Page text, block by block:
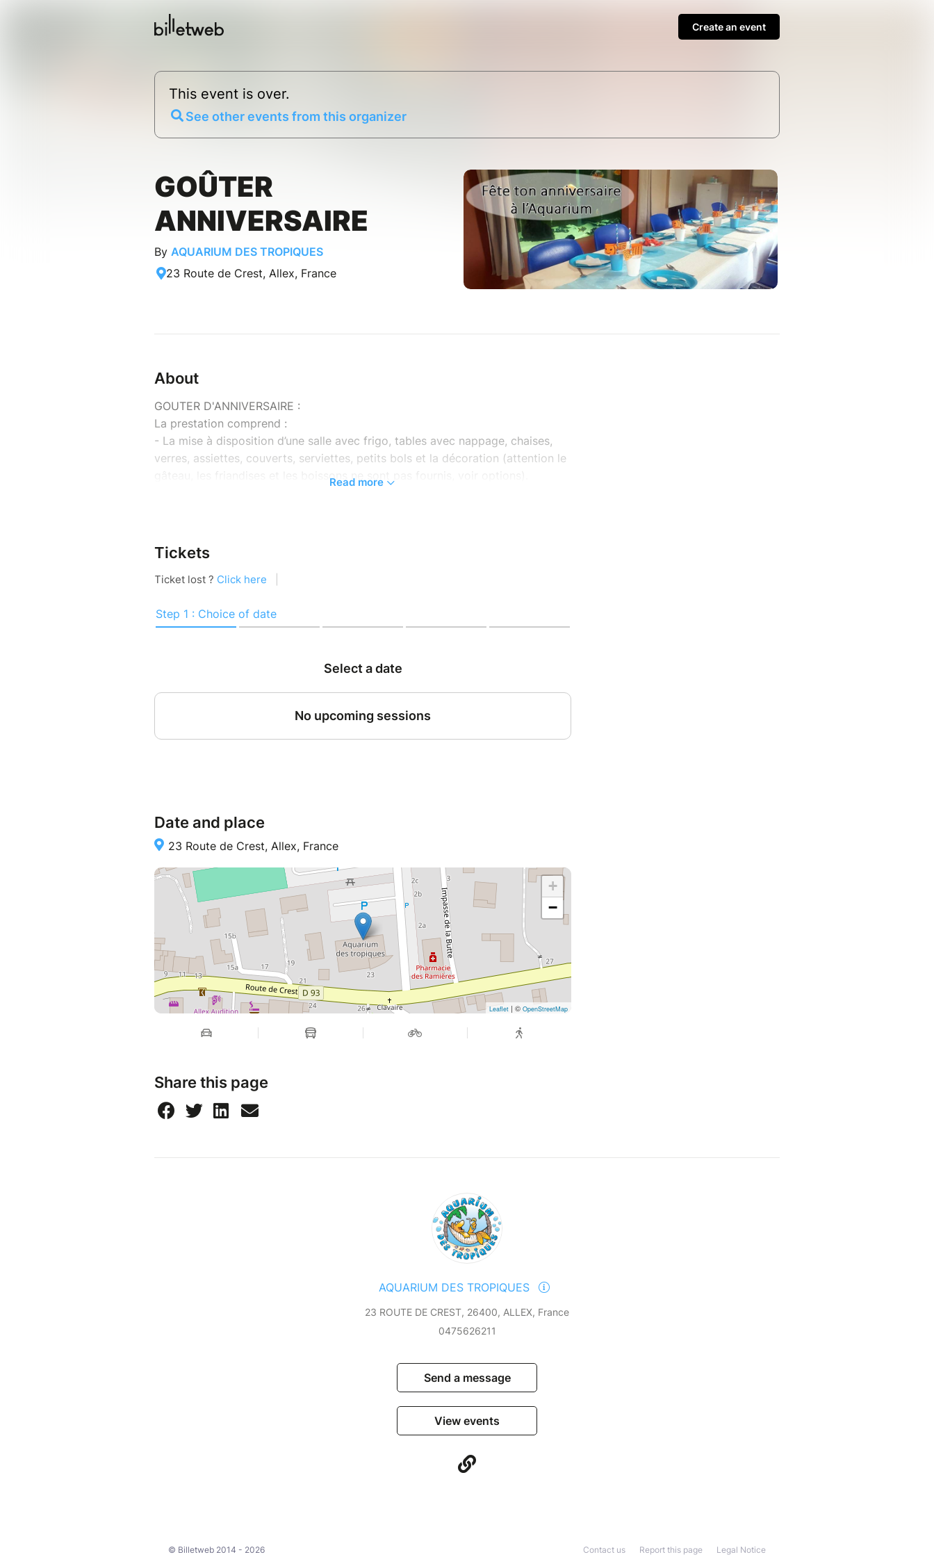
Create an event
This event is over.
See other events from this organizer
GOÛTER
ANNIVERSAIRE
By AQUARIUM DES TROPIQUES
23 Route de Crest, Allex, France
About
GOUTER D'ANNIVERSAIRE :
La prestation comprend :
- La mise à disposition d’une salle avec frigo, tables avec nappage, chaises,
verres, assiettes, couverts, serviettes, petits bols et la décoration (attention le
gâteau, les friandises et les boissons ne sont pas fournis, voir options).
- Un cadeau souvenir est offert à l’enfant qui fête son anniversaire.
Voir programme https://aquarium-des-tropiques.com/anniversaire/
Conditions et réservation :
Prestation adaptée pour les enfants de 3 à 12 ans avec un maximum
Le groupe d’enfants reste sous la responsabilité des adultes
avec au minimum 1 adulte pour 6 enfants.
Pour valider une réservation, un acompte de 40€ sera demandé.
Read more
Tickets
Date and place
23 Route de Crest, Allex, France
+
−
Leaflet | © OpenStreetMap
Share this page
AQUARIUM DES TROPIQUES
23 ROUTE DE CREST, 26400, ALLEX, France
0475626211
Send a message
View events
© Billetweb 2014 - 2026 Legal Notice
Report this page
Contact us